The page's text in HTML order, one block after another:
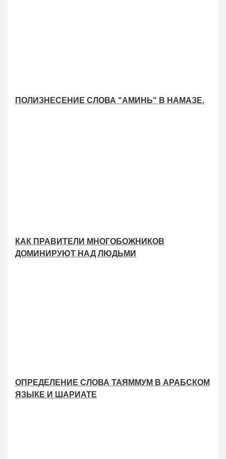
ПОЛИЗНЕСЕНИЕ СЛОВА "АМИНЬ" В НАМАЗЕ.
КАК ПРАВИТЕЛИ МНОГОБОЖНИКОВ
ДОМИНИРУЮТ НАД ЛЮДЬМИ
ОПРЕДЕЛЕНИЕ СЛОВА ТАЯММУМ В АРАБСКОМ
ЯЗЫКЕ И ШАРИАТЕ